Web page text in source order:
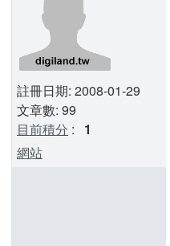
註冊日期: 2008-01-29
文章數: 99
目前積分 : 1
網站